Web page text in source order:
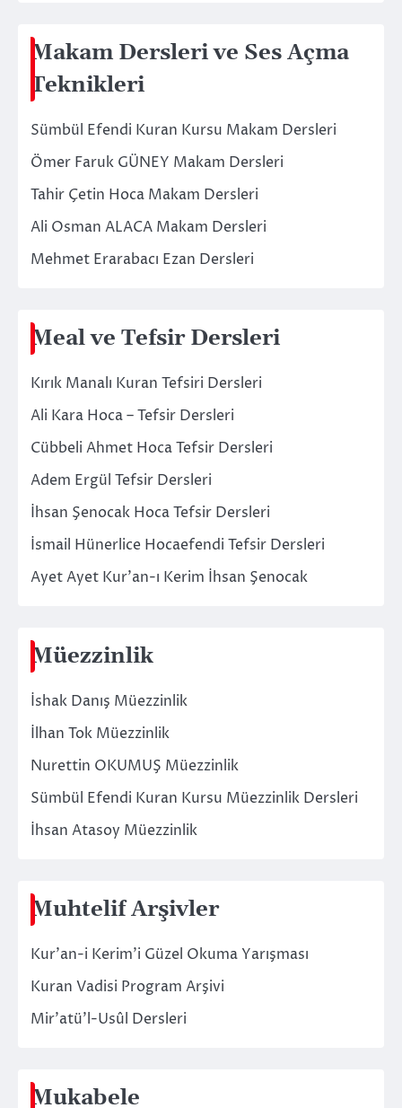
Makam Dersleri ve Ses Açma
Teknikleri
Sümbül Efendi Kuran Kursu Makam Dersleri
Ömer Faruk GÜNEY Makam Dersleri
Tahir Çetin Hoca Makam Dersleri
Ali Osman ALACA Makam Dersleri
Mehmet Erarabacı Ezan Dersleri
Meal ve Tefsir Dersleri
Kırık Manalı Kuran Tefsiri Dersleri
Ali Kara Hoca – Tefsir Dersleri
Cübbeli Ahmet Hoca Tefsir Dersleri
Adem Ergül Tefsir Dersleri
İhsan Şenocak Hoca Tefsir Dersleri
İsmail Hünerlice Hocaefendi Tefsir Dersleri
Ayet Ayet Kur’an-ı Kerim İhsan Şenocak
Müezzinlik
İshak Danış Müezzinlik
İlhan Tok Müezzinlik
Nurettin OKUMUŞ Müezzinlik
Sümbül Efendi Kuran Kursu Müezzinlik Dersleri
İhsan Atasoy Müezzinlik
Muhtelif Arşivler
Kur’an-i Kerim’i Güzel Okuma Yarışması
Kuran Vadisi Program Arşivi
Mir’atü’l-Usûl Dersleri
Mukabele